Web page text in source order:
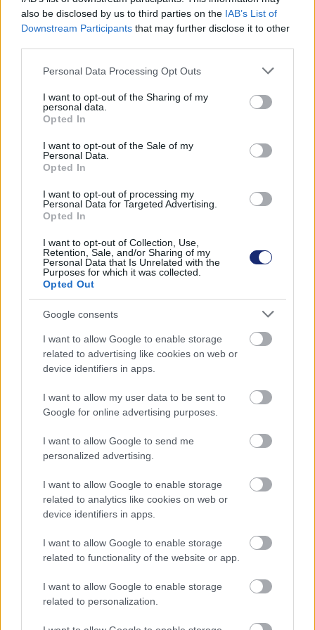
also be disclosed by us to third parties on the IAB’s List of
Downstream Participants that may further disclose it to other
Please note that this website/app uses one or more Google
not limited to your visit or usage behaviour. You may click to
grant or deny consent to Google and its third-party tags to
use your data for below specified purposes in below Google
consent section.
Personal Data Processing Opt Outs
I want to opt-out of the Sharing of my
personal data.
Opted In
I want to opt-out of the Sale of my
Personal Data.
Opted In
I want to opt-out of processing my
Personal Data for Targeted Advertising.
Opted In
I want to opt-out of Collection, Use,
Retention, Sale, and/or Sharing of my
Personal Data that Is Unrelated with the
Purposes for which it was collected.
Opted Out
Google consents
I want to allow Google to enable storage
related to advertising like cookies on web or
device identifiers in apps.
I want to allow my user data to be sent to
Google for online advertising purposes.
I want to allow Google to send me
personalized advertising.
I want to allow Google to enable storage
related to analytics like cookies on web or
device identifiers in apps.
I want to allow Google to enable storage
related to functionality of the website or app.
I want to allow Google to enable storage
related to personalization.
fenntarthatóságot segíti elő (Fotó: Unsplash/Ian Taylor)
A konténerszállító hajók kapacitásának növelése is a
fenntarthatóságot segíti elő
(Fotó: Unsplash/Ian Taylor)
A következő lépés a hajómotorok fejlesztése. A Wärtsilä
már most is kínál olyan hajtóműveket, amelyek
alkalmasak gázolaj és cseppfolyósított földgáz
fogadására, a jövő pedig az olyan moduláris
megoldásoké lesz, amely lehetővé teszi, hogy egy
hajómotor az éppen alkalmazott üzemanyagtípustól
függetlenül tudjon üzemelni. Azaz, elképzelhető, hogy
technológia lehetővé teszi, a földgázt például hidrogénre
cserélik. A lényeg, hogy a több évtizedre tervezett
hajóknál könnyen megoldható legyen a hajtáslánc vagy
az üzemanyagtároló cseréje, hogy egyszerűen át
lehessen állítani a jövőben megjelenő új
Az üzemanyaghatékonyság is kulcsfontosságú, itt pedig
a digitális technológia is komoly szerephez jut: a
digitalizáció segítségével precízebb navigáció érhető el,